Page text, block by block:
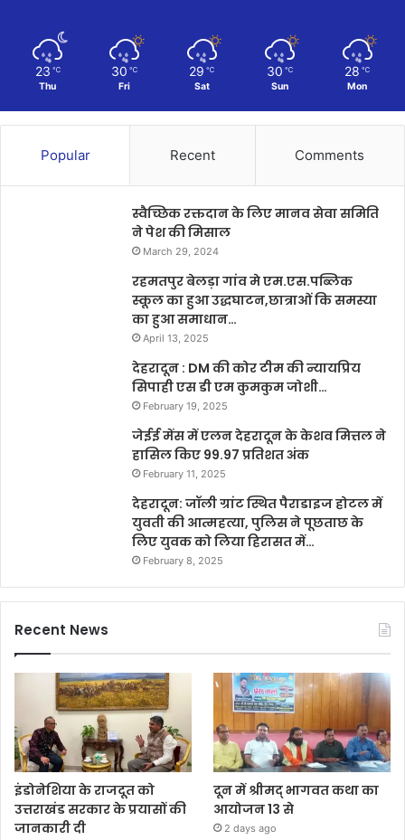
23 ℃
Thu
30 ℃
Fri
29 ℃
Sat
30 ℃
Sun
28 ℃
Mon
Popular Recent Comments
स्वैच्छिक रक्तदान के लिए मानव सेवा समिति
ने पेश की मिसाल
March 29, 2024
रहमतपुर बेलड़ा गांव मे एम.एस.पब्लिक
स्कूल का हुआ उद्धघाटन,छात्राओं कि समस्या
का हुआ समाधान…
April 13, 2025
देहरादून : DM की कोर टीम की न्यायप्रिय
सिपाही एस डी एम कुमकुम जोशी…
February 19, 2025
जेईई मेंस में एलन देहरादून के केशव मित्तल ने
हासिल किए 99.97 प्रतिशत अंक
February 11, 2025
देहरादून: जॉली ग्रांट स्थित पैराडाइज होटल में
युवती की आत्महत्या, पुलिस ने पूछताछ के
लिए युवक को लिया हिरासत में…
February 8, 2025
Recent News
इंडोनेशिया के राजदूत को
उत्तराखंड सरकार के प्रयासों की
जानकारी दी
दून में श्रीमद् भागवत कथा का
आयोजन 13 से
2 days ago